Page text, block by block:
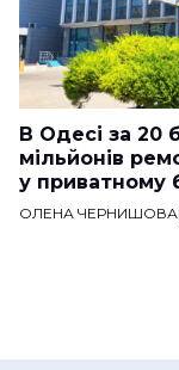
В Одесі за 20
мільйонів
у приватному
ОЛЕНА ЧЕРНИШОВА